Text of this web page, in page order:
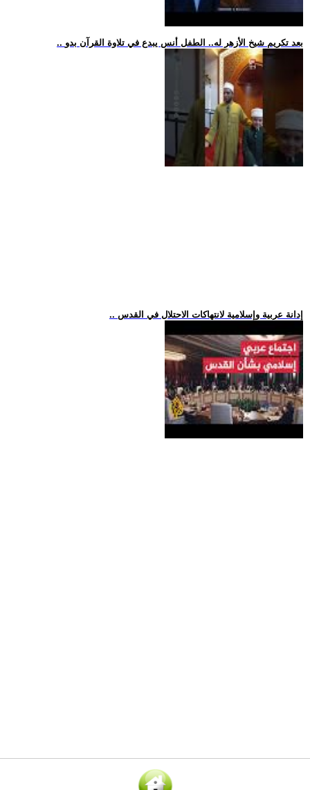
.. بعد تكريم شيخ الأزهر له.. الطفل أنس يبدع في تلاوة القرآن بدو
.. إدانة عربية وإسلامية لانتهاكات الاحتلال في القدس